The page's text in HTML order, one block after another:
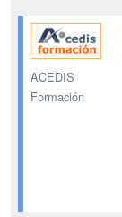
ACEDIS
Formación